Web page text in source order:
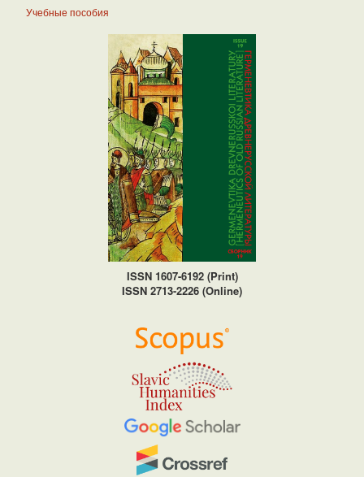
Учебные пособия
ISSN 1607-6192 (Print)
ISSN 2713-2226 (Online)